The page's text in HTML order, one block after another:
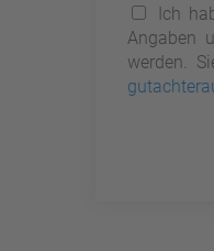
Ich
Angaben
werden.